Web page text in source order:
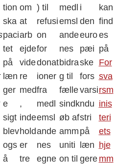
tion
ska
paci
tet
på
læn
ger
e
sigt
blev
ogs
å
om
at
arb
ejde
vide
re
med
,
inde
hold
er
tre
) til
refusi
on
for
donat
ioner
fra
medl
emsl
ande
nes
egne
medl
emsl
ande
nes
bidra
g til
fælle
sindk
øb af
amm
uniti
on til
i
den
euro
pæi
ske
fors
varsi
ndu
stri
på
læn
gere
kan
find
es
på
For
sva
rsm
inis
teri
ets
hje
mm